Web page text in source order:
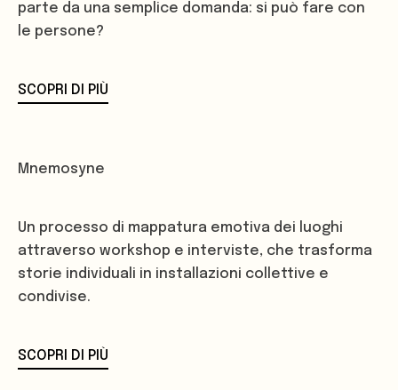
parte da una semplice domanda: si può fare con
le persone?
SCOPRI DI PIÙ
Mnemosyne
Un processo di mappatura emotiva dei luoghi
attraverso workshop e interviste, che trasforma
storie individuali in installazioni collettive e
condivise.
SCOPRI DI PIÙ